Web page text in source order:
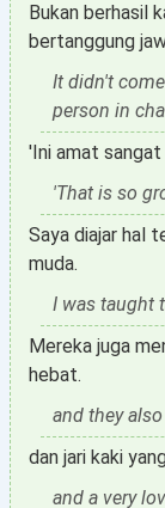
Bukan berhasil
bertanggung
It didn't
person in
'Ini amat
'That is so
Saya diajar hal
muda.
I was taught
Mereka juga
hebat.
and they
dan jari kaki
and a very